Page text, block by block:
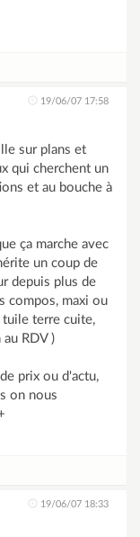
19/06/07 17:58
sur plans et
qui cherchent un
et au bouche à
ça marche avec
un coup de
depuis plus de
compos, maxi ou
tuile terre cuite,
RDV )
prix ou d'actu,
on nous
19/06/07 18:33